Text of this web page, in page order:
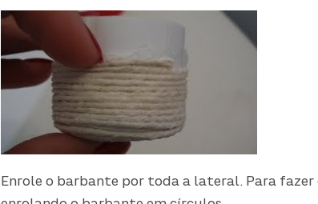
Enrole o barbante por toda a lateral. Para fazer